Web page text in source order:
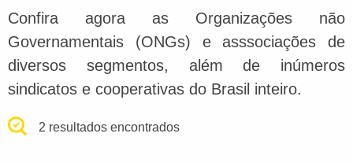
Confira agora as Organizações não
Governamentais (ONGs) e asssociações de
diversos segmentos, além de inúmeros
sindicatos e cooperativas do Brasil inteiro.
2 resultados encontrados